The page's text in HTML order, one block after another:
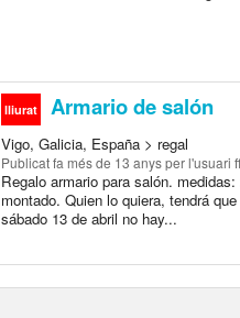
lliurat Armario de salón
Vigo, Galicia, España > regal
Publicatfa més de 13 anysper l'usuari
Regalo armario para salón.
montado. Quien lo quiera, tendrá
sábado 13 de abril no hay...